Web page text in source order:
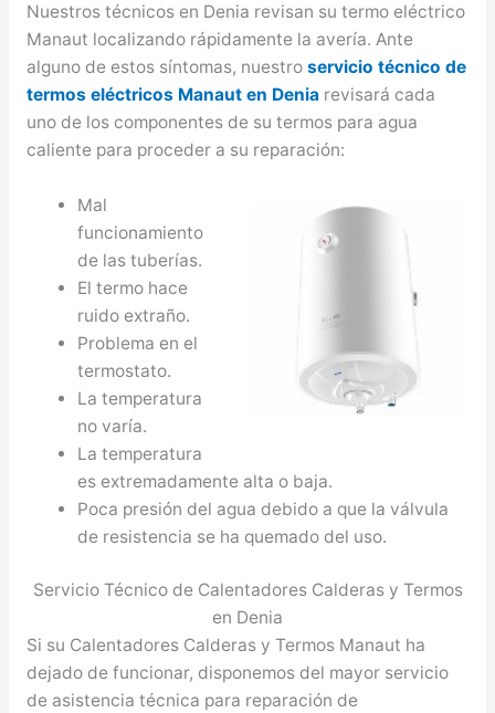
Nuestros técnicos en Denia revisan su termo eléctrico
Manaut localizando rápidamente la avería. Ante
alguno de estos síntomas, nuestro servicio técnico de
termos eléctricos Manaut en Deniarevisará cada
uno de los componentes de su termos para agua
caliente para proceder a su reparación:
Mal
funcionamiento
de las tuberías.
El termo hace
ruido extraño.
Problema en el
termostato.
La temperatura
no varía.
La temperatura
es extremadamente alta o baja.
Poca presión del agua debido a que la válvula
de resistencia se ha quemado del uso.
Servicio Técnico de Calentadores Calderas y Termos
en Denia
Si su Calentadores Calderas y Termos Manaut ha
dejado de funcionar, disponemos del mayor servicio
de asistencia técnica para reparación de